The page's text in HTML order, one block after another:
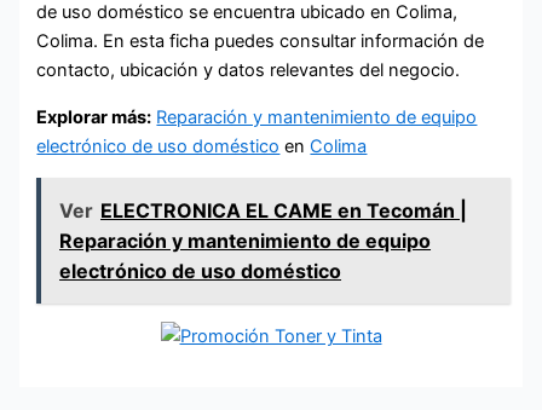
de uso doméstico se encuentra ubicado en Colima,
Colima. En esta ficha puedes consultar información de
contacto, ubicación y datos relevantes del negocio.
Explorar más: Reparación y mantenimiento de equipo
electrónico de uso doméstico enColima
Ver ELECTRONICA EL CAME en Tecomán |
Reparación y mantenimiento de equipo
electrónico de uso doméstico